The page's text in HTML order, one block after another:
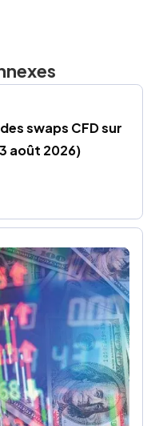
swaps CFD sur
août 2026)